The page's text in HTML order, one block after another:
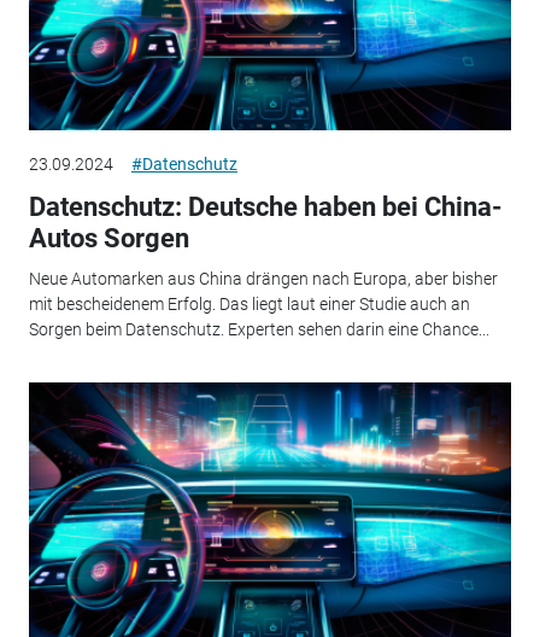
23.09.2024 #Datenschutz
Datenschutz: Deutsche haben bei China-
Autos Sorgen
Neue Automarken aus China drängen nach Europa, aber bisher
mit bescheidenem Erfolg. Das liegt laut einer Studie auch an
Sorgen beim Datenschutz. Experten sehen darin eine Chance...